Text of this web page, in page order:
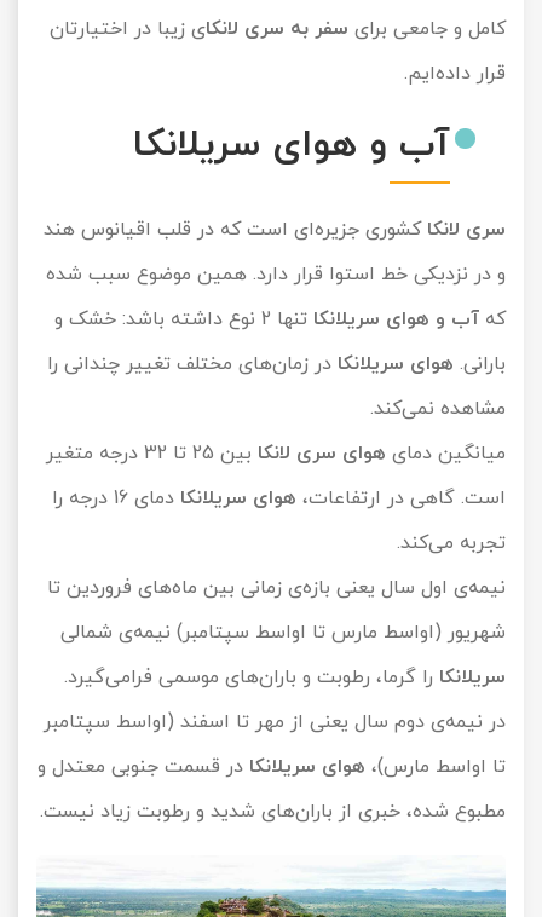
کامل و جامعی برای سفر به سری لانکای زیبا در اختیارتان
قرار داده‌ایم.
آب و هوای سریلانکا
سری لانکا کشوری جزیره‌ای است که در قلب اقیانوس هند
و در نزدیکی خط استوا قرار دارد. همین موضوع سبب شده
که آب و هوای سریلانکا
تنها 2 نوع داشته باشد: خشک و
بارانی. هوای سریلانکا در زمان‌های مختلف تغییر چندانی را
مشاهده نمی‌کند.
میانگین دمای هوای سری لانکا
بین 25 تا 32 درجه متغیر
است. گاهی در ارتفاعات، هوای سریلانکا
دمای 16 درجه را
تجربه می‌کند.
نیمه‌ی اول سال یعنی بازه‌ی زمانی بین ماه‌های فروردین تا
شهریور (اواسط مارس تا اواسط سپتامبر) نیمه‌ی شمالی
سریلانکا را گرما، رطوبت و باران‌های موسمی فرامی‌گیرد.
در نیمه‌ی دوم سال یعنی از مهر تا اسفند (اواسط سپتامبر
تا اواسط مارس)، هوای سریلانکا در قسمت جنوبی معتدل و
مطبوع شده، خبری از باران‌های شدید و رطوبت زیاد نیست.
تور کاشان
تور ترکمن صحرا
تور آفرود